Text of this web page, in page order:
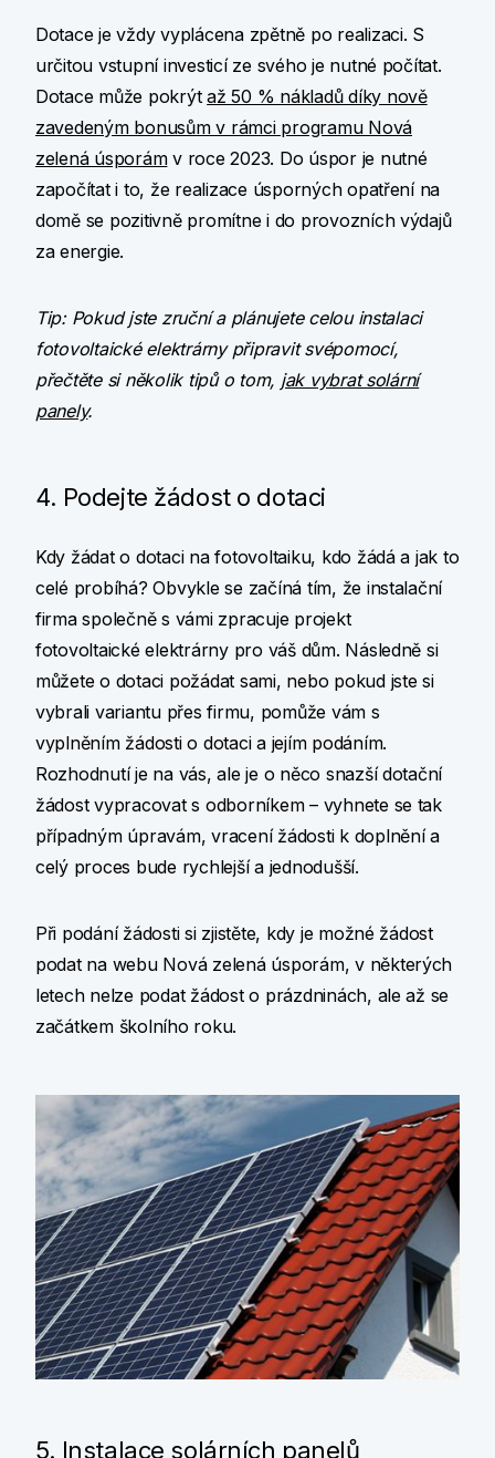
Dotace je vždy vyplácena zpětně po realizaci. S
určitou vstupní investicí ze svého je nutné počítat.
Dotace může pokrýtaž 50 % nákladů díky nově
zavedeným bonusům v rámci programu Nová
zelená úsporámv roce 2023. Do úspor je nutné
započítat i to, že realizace úsporných opatření na
domě se pozitivně promítne i do provozních výdajů
za energie.
Tip: Pokud jste zruční a plánujete celou instalaci
fotovoltaické elektrárny připravit svépomocí,
přečtěte si několik tipů o tom, jak vybrat solární
panely.
4. Podejte žádost o dotaci
Kdy žádat o dotaci na fotovoltaiku, kdo žádá a jak to
celé probíhá? Obvykle se začíná tím, že instalační
firma společně s vámi zpracuje projekt
fotovoltaické elektrárny pro váš dům. Následně si
můžete o dotaci požádat sami, nebo pokud jste si
vybrali variantu přes firmu, pomůže vám s
vyplněním žádosti o dotaci a jejím podáním.
Rozhodnutí je na vás, ale je o něco snazší dotační
žádost vypracovat s odborníkem – vyhnete se tak
případným úpravám, vracení žádosti k doplnění a
celý proces bude rychlejší a jednodušší.
Při podání žádosti si zjistěte, kdy je možné žádost
podat na webu Nová zelená úsporám, v některých
letech nelze podat žádost o prázdninách, ale až se
začátkem školního roku.
5. Instalace solárních panelů